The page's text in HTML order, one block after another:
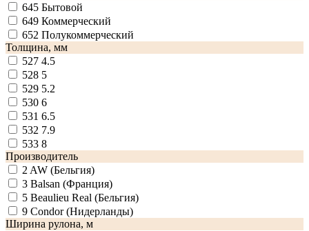
645 Бытовой
649 Коммерческий
652 Полукоммерческий
Толщина, мм
527 4.5
528 5
529 5.2
530 6
531 6.5
532 7.9
533 8
Производитель
2 AW (Бельгия)
3 Balsan (Франция)
5 Beaulieu Real (Бельгия)
9 Condor (Нидерланды)
Ширина рулона, м